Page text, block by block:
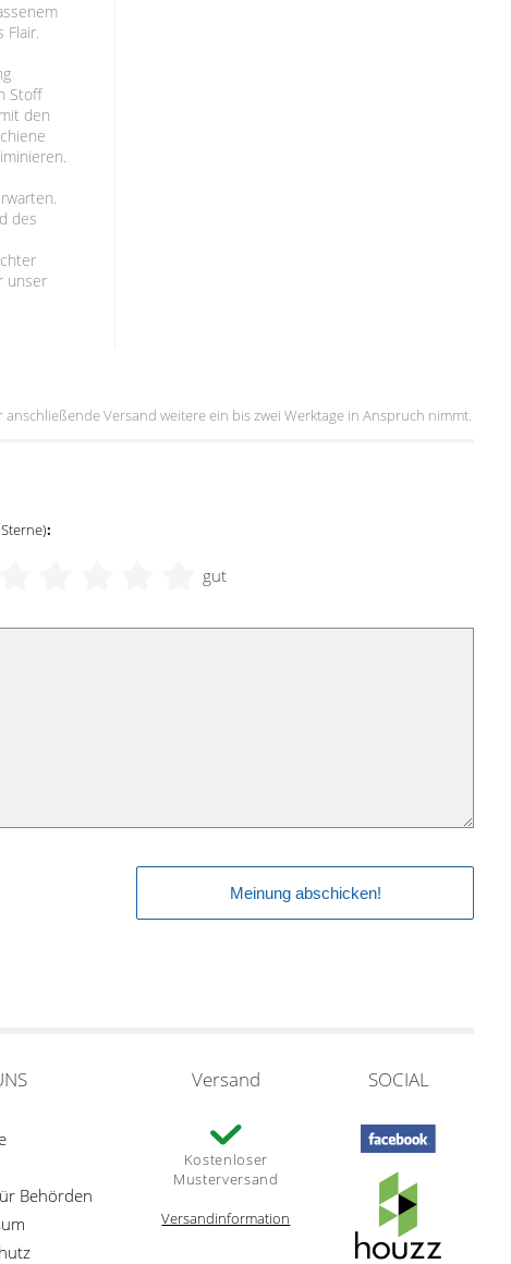
Flair.
Stoff
den
des
unser
Versand weitere ein bis zwei Werktage in Anspruch nimmt.
:
gut
Behörden
Versand
Kostenloser
Musterversand
Versandinformation
SOCIAL